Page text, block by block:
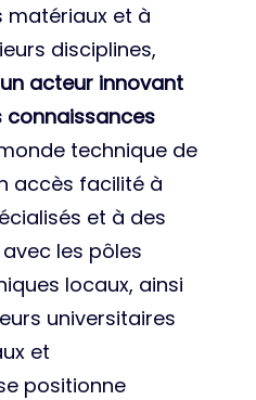
matériaux et à
disciplines,
acteur innovant
connaissances
technique de
accès facilité à
et à des
les pôles
locaux, ainsi
universitaires
et
positionne